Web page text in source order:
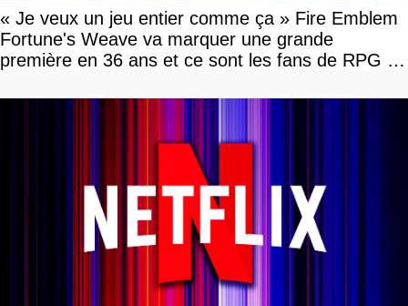
« Je veux un jeu entier comme ça » Fire Emblem
Fortune's Weave va marquer une grande
première en 36 ans et ce sont les fans de RPG en